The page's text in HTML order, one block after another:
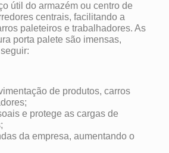
útil do armazém ou centro de
centrais, facilitando a
paleteiros e trabalhadores. As
porta palete são imensas,
de produtos, carros
e protege as cargas de
da empresa, aumentando o